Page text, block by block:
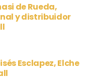
de Rueda,
y distribuidor
Esclapez, Elche